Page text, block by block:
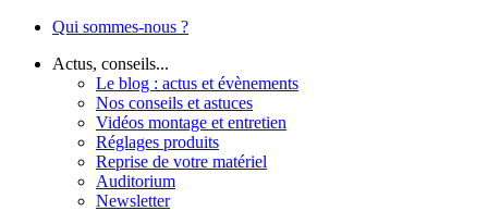
Qui sommes-nous ?
Actus, conseils...
Le blog : actus et évènements
Nos conseils et astuces
Vidéos montage et entretien
Réglages produits
Reprise de votre matériel
Auditorium
Newsletter